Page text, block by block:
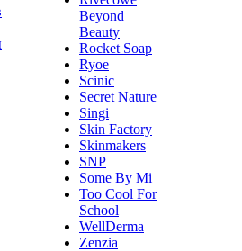
Beyond
Beauty
Rocket Soap
Ryoe
Scinic
Secret Nature
Singi
Skin Factory
Skinmakers
SNP
Some By Mi
Too Cool For
School
WellDerma
Zenzia